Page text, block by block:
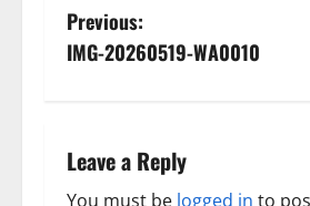
P
o
t
Previous:
IMG-20260519-WA0010
Leave a Reply
You must be logged in to